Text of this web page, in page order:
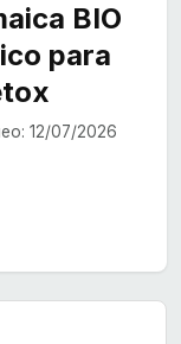
BIO
para
12/07/2026